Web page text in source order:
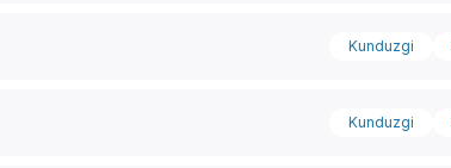
Kunduzgi
Kunduzgi